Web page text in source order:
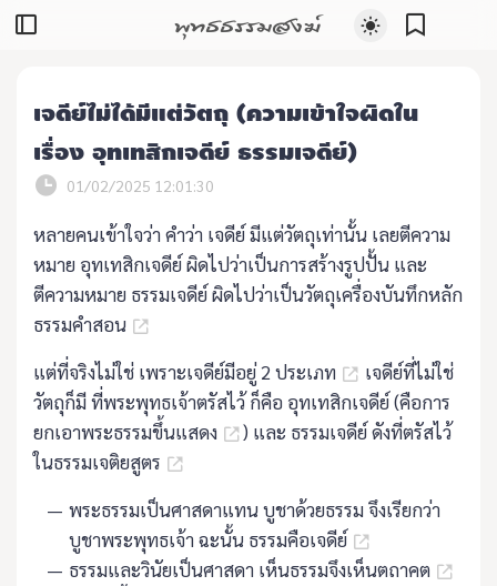
พุทธธรรมสงฆ์
เจดีย์ไม่ได้มีแต่วัตถุ (ความเข้าใจผิดใน
เรื่อง อุทเทสิกเจดีย์ ธรรมเจดีย์)
01/02/2025 12:01:30
หลายคนเข้าใจว่า คำว่า เจดีย์ มีแต่วัตถุเท่านั้น เลยตีความ
หมาย อุทเทสิกเจดีย์ ผิดไปว่าเป็นการสร้างรูปปั้น และ
ตีความหมาย ธรรมเจดีย์ ผิดไปว่าเป็นวัตถุเครื่องบันทึกหลัก
ธรรมคำสอน
แต่ที่จริงไม่ใช่ เพราะเจดีย์มีอยู่ 2 ประเภท
เจดีย์ที่ไม่ใช่
วัตถุก็มี ที่พระพุทธเจ้าตรัสไว้ ก็คือ อุทเทสิกเจดีย์ (คือการ
ยกเอาพระธรรมขึ้นแสดง
) และ ธรรมเจดีย์ ดังที่ตรัสไว้
ในธรรมเจติยสูตร
พระธรรมเป็นศาสดาแทน บูชาด้วยธรรม จึงเรียกว่า
บูชาพระพุทธเจ้า ฉะนั้น ธรรมคือเจดีย์
ธรรมและวินัยเป็นศาสดา เห็นธรรมจึงเห็นตถาคต